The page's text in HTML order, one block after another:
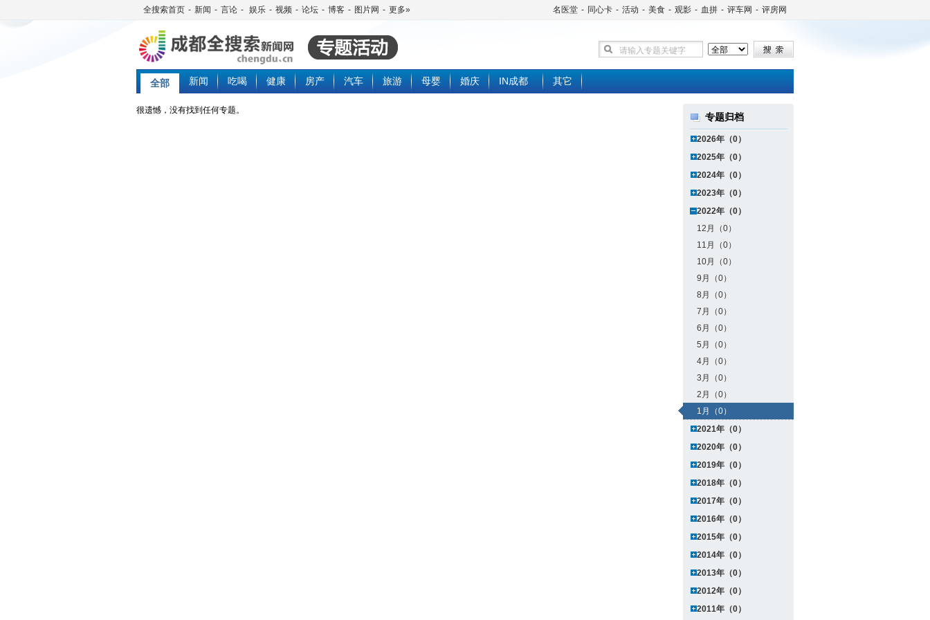
全搜索首页 - 新闻 - 言论 - 娱乐 - 视频 - 论坛 - 博客 - 图片网 - 更多» 名医堂 - 同心卡 - 活动 - 美食 - 观影 - 血拼 - 评车网 - 评房网
全部 新闻 吃喝 健康 房产 汽车 旅游 母婴 婚庆 IN成都 其它
很遗憾，没有找到任何专题。
专题归档
2026年（0）
2025年（0）
2024年（0）
2023年（0）
2022年（0）
12月（0）
11月（0）
10月（0）
9月（0）
8月（0）
7月（0）
6月（0）
5月（0）
4月（0）
3月（0）
2月（0）
1月（0）
2021年（0）
2020年（0）
2019年（0）
2018年（0）
2017年（0）
2016年（0）
2015年（0）
2014年（0）
2013年（0）
2012年（0）
2011年（0）